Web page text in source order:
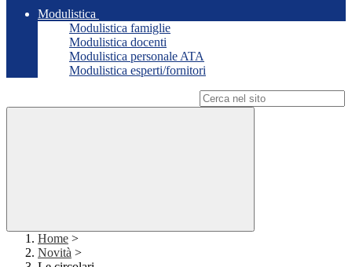
Modulistica
Modulistica famiglie
Modulistica docenti
Modulistica personale ATA
Modulistica esperti/fornitori
Home >
Novità >